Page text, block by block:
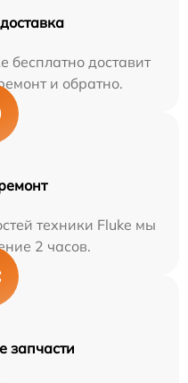
бесплатно доставит
и обратно.
техники Fluke мы
2 часов.
запчасти